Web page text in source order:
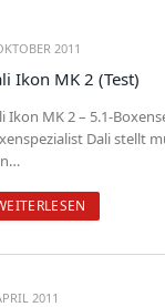
2011
Ikon MK 2 (Test)
Ikon MK 2 – 5.1-
Dali stellt
2011